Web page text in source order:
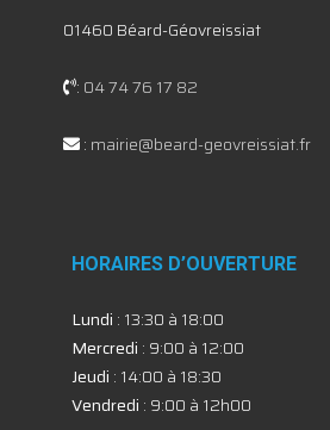
01460 Béard-Géovreissiat
: 04 74 76 17 82
: mairie@beard-geovreissiat.fr
HORAIRES D’OUVERTURE
Lundi : 13:30 à 18:00
Mercredi : 9:00 à 12:00
Jeudi : 14:00 à 18:30
Vendredi : 9:00 à 12h00